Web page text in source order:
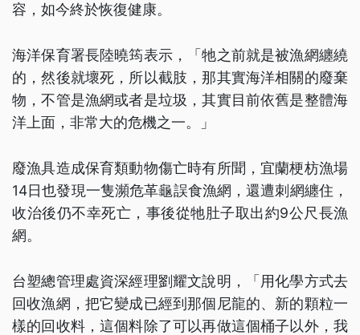
容，如今終於恢復健康。
海洋保育署長陸曉筠表示，「牠之前就是被漁網纏繞
的，然後就壞死，所以截肢，那其實海洋相關的廢棄
物，不管是漁網或者是垃圾，其實目前依舊是整體海
洋上面，非常大的危機之一。」
廢漁具造成保育類動物傷亡時有所聞，宜蘭梗枋漁場
14日也發現一隻瀕危革龜誤食漁網，還遭刺網纏住，
收治後仍不幸死亡，事後從牠肚子取出約9公尺長漁
網。
台塑總管理處資深經理劉耀文說明，「用化學方式去
回收漁網，把它變成已經到那個尼龍的、新的顆粒一
樣的回收料，這個料除了可以再做這個桶子以外，我